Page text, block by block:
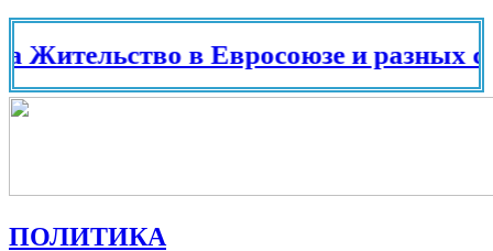
в Евросоюзе и разных
ПОЛИТИКА